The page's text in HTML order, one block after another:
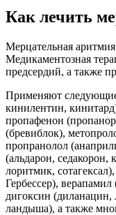
Как лечить
Мерцательная
Медикаментозная
предсердий, а также
Применяют
кинилентин,
пропафенон
(бревиблок),
пропранолол
(альдарон, седакорон,
лоритмик,
Гербессер),
дигоксин (диланацин,
ландыша), а также